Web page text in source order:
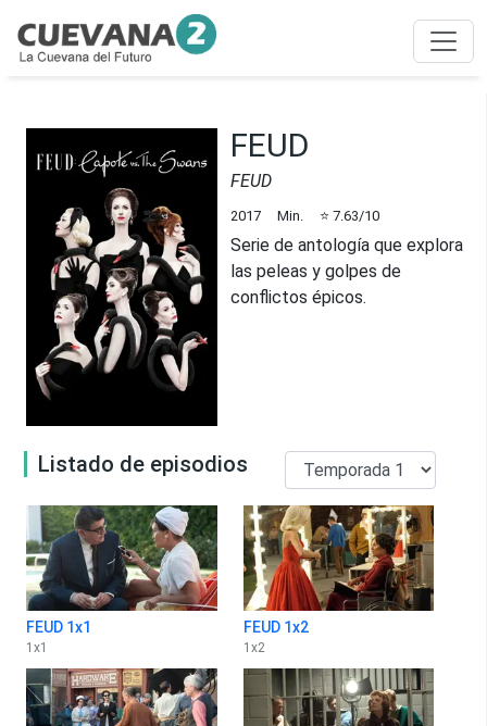
FEUD
FEUD
2017 Min. ⭐ 7.63/10
Serie de antología que explora
las peleas y golpes de
conflictos épicos.
Listado de episodios
FEUD 1x1
1 x1
FEUD 1x2
1 x2